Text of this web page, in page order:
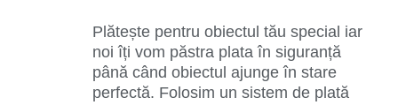
Plătește pentru obiectul tău special iar
noi îți vom păstra plata în siguranță
până când obiectul ajunge în stare
perfectă. Folosim un sistem de plată